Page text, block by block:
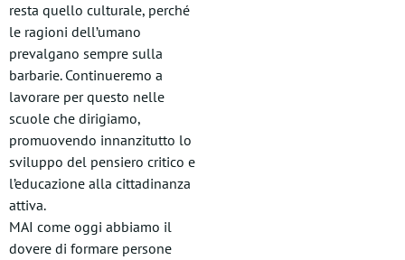
resta quello culturale, perché
le ragioni dell’umano
prevalgano sempre sulla
barbarie. Continueremo a
lavorare per questo nelle
scuole che dirigiamo,
promuovendo innanzitutto lo
sviluppo del pensiero critico e
l’educazione alla cittadinanza
attiva.
MAI come oggi abbiamo il
dovere di formare persone